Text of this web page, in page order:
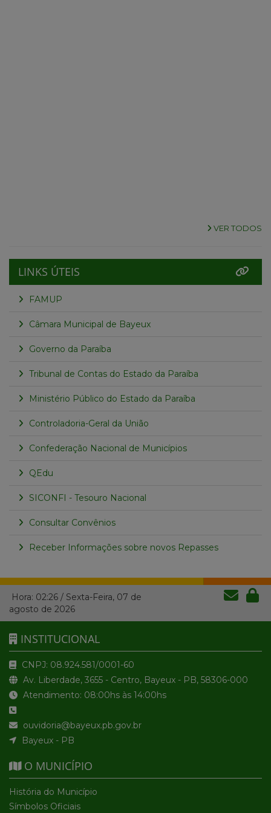
VER TODOS
LINKS ÚTEIS
FAMUP
Câmara Municipal de Bayeux
Governo da Paraíba
Tribunal de Contas do Estado da Paraíba
Ministério Público do Estado da Paraíba
Controladoria-Geral da União
Confederação Nacional de Municípios
QEdu
SICONFI - Tesouro Nacional
Consultar Convênios
Receber Informações sobre novos Repasses
Hora: 02:26 / Sexta-Feira, 07 de
agosto de 2026
INSTITUCIONAL
CNPJ: 08.924.581/0001-60
Av. Liberdade, 3655 - Centro, Bayeux - PB, 58306-000
Atendimento: 08:00hs às 14:00hs
ouvidoria@bayeux.pb.gov.br
Bayeux - PB
O MUNICÍPIO
História do Município
Símbolos Oficiais